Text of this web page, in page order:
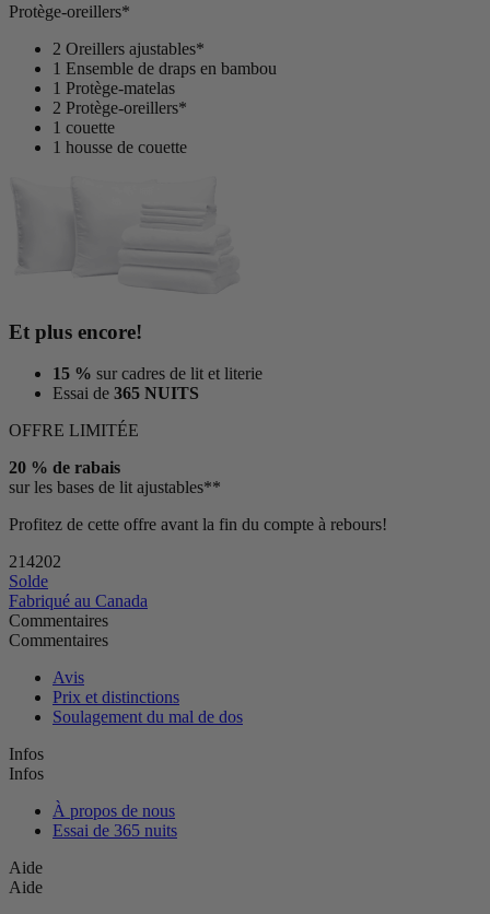
Protège-oreillers*
2 Oreillers ajustables*
1 Ensemble de draps en bambou
1 Protège-matelas
2 Protège-oreillers*
1 couette
1 housse de couette
Et plus encore!
15 % sur cadres de lit et literie
Essai de 365 NUITS
OFFRE LIMITÉE
20 % de rabais
sur les bases de lit ajustables**
Profitez de cette offre avant la fin du compte à rebours!
214201
Solde
Fabriqué au Canada
Commentaires
Commentaires
Avis
Prix et distinctions
Soulagement du mal de dos
Infos
Infos
À propos de nous
Essai de 365 nuits
Aide
Aide